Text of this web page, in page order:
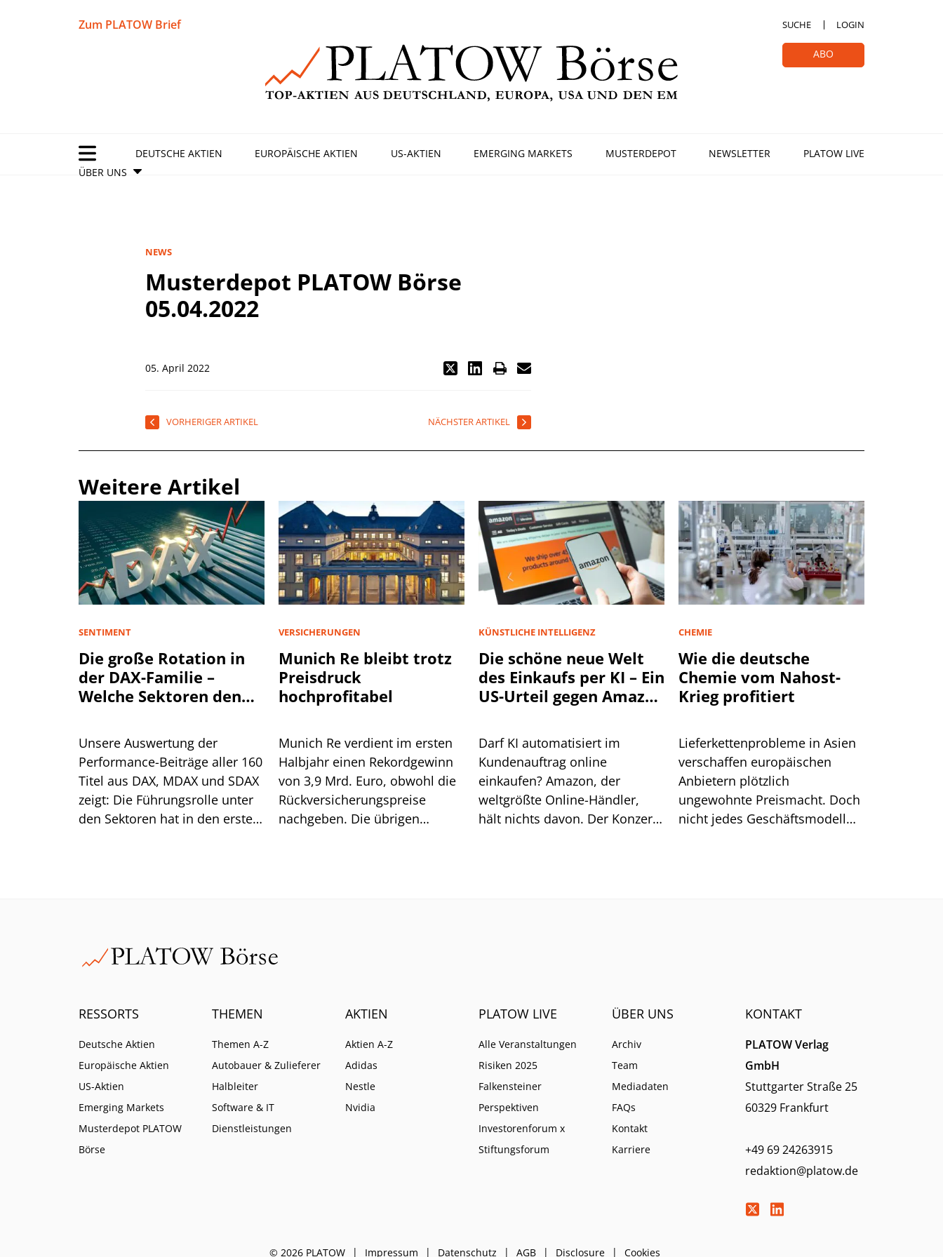
Zum PLATOW Brief SUCHE LOGIN
ABO
DEUTSCHE AKTIEN EUROPÄISCHE AKTIEN US-AKTIEN EMERGING MARKETS MUSTERDEPOT NEWSLETTER
PLATOW LIVE
ÜBER UNS
NEWS
Musterdepot PLATOW Börse
05.04.2022
05. April 2022
VORHERIGER ARTIKEL NÄCHSTER ARTIKEL
Weitere Artikel
SENTIMENT
Die große Rotation in
der DAX-Familie –
Welche Sektoren den
Unsere Auswertung der
Performance-Beiträge aller 160
Titel aus DAX, MDAX und SDAX
zeigt: Die Führungsrolle unter
den Sektoren hat in den ersten
VERSICHERUNGEN
Munich Re bleibt trotz
Preisdruck
hochprofitabel
Munich Re verdient im ersten
Halbjahr einen Rekordgewinn
von 3,9 Mrd. Euro, obwohl die
Rückversicherungspreise
nachgeben. Die übrigen
KÜNSTLICHE INTELLIGENZ
Die schöne neue Welt
des Einkaufs per KI – Ein
US-Urteil gegen Amazon
schwerwiegende Folgen
haben
Darf KI automatisiert im
Kundenauftrag online
einkaufen? Amazon, der
weltgrößte Online-Händler,
hält nichts davon. Der Konzern
CHEMIE
Wie die deutsche
Chemie vom Nahost-
Krieg profitiert
Lieferkettenprobleme in Asien
verschaffen europäischen
Anbietern plötzlich
ungewohnte Preismacht. Doch
nicht jedes Geschäftsmodell
RESSORTS
Deutsche Aktien
Europäische Aktien
US-Aktien
Emerging Markets
Musterdepot PLATOW
Börse
THEMEN
Themen A-Z
Autobauer & Zulieferer
Halbleiter
Software & IT
Dienstleistungen
AKTIEN
Aktien A-Z
Adidas
Nestle
Nvidia
PLATOW LIVE
Alle Veranstaltungen
Risiken 2025
Falkensteiner
Perspektiven
Investorenforum x
Stiftungsforum
ÜBER UNS
Archiv
Team
Mediadaten
FAQs
Kontakt
Karriere
KONTAKT
PLATOW Verlag
GmbH
Stuttgarter Straße 25
60329 Frankfurt
+49 69 24263915
redaktion@platow.de
© 2026 PLATOW Impressum Datenschutz AGB Disclosure Cookies